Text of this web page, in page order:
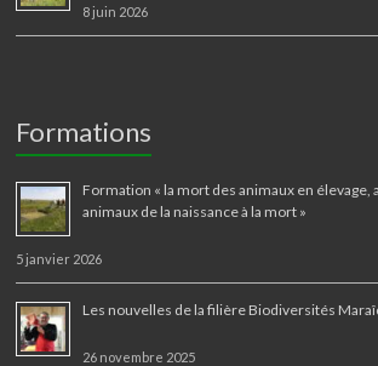
8 juin 2026
Formations
Formation « la mort des animaux en élevage,
animaux de la naissance à la mort »
5 janvier 2026
Les nouvelles de la filière Biodiversités
26 novembre 2025